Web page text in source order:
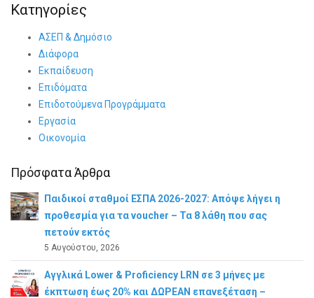
Κατηγορίες
ΑΣΕΠ & Δημόσιο
Διάφορα
Εκπαίδευση
Επιδόματα
Επιδοτούμενα Προγράμματα
Εργασία
Οικονομία
Πρόσφατα Άρθρα
Παιδικοί σταθμοί ΕΣΠΑ 2026-2027: Απόψε λήγει η
προθεσμία για τα voucher – Τα 8 λάθη που σας
πετούν εκτός
5 Αυγούστου, 2026
Αγγλικά Lower & Proficiency LRN σε 3 μήνες με
έκπτωση έως 20% και ΔΩΡΕΑΝ επανεξέταση –